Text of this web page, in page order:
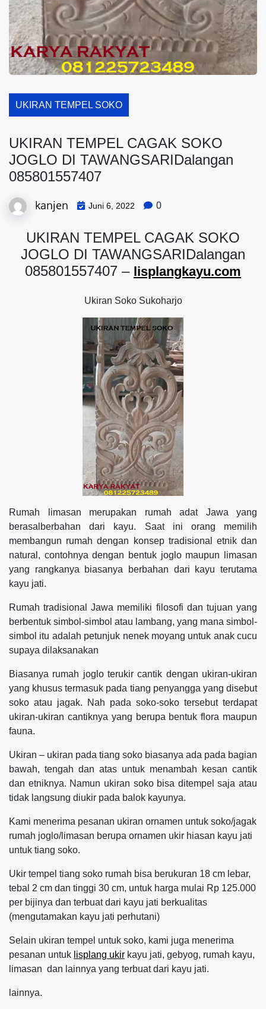
UKIRAN TEMPEL SOKO
UKIRAN TEMPEL CAGAK SOKO
JOGLO DI TAWANGSARIDalangan
085801557407
kanjen Juni 6, 2022 0
UKIRAN TEMPEL CAGAK SOKO
JOGLO DI TAWANGSARIDalangan
085801557407 – lisplangkayu.com
Ukiran Soko Sukoharjo
Rumah limasan merupakan rumah adat Jawa yang
berasalberbahan dari kayu. Saat ini orang memilih
membangun rumah dengan konsep tradisional etnik dan
natural, contohnya dengan bentuk joglo maupun limasan
yang rangkanya biasanya berbahan dari kayu terutama
kayu jati.
Rumah tradisional Jawa memiliki filosofi dan tujuan yang
berbentuk simbol-simbol atau lambang, yang mana simbol-
simbol itu adalah petunjuk nenek moyang untuk anak cucu
supaya dilaksanakan
Biasanya rumah joglo terukir cantik dengan ukiran-ukiran
yang khusus termasuk pada tiang penyangga yang disebut
soko atau jagak. Nah pada soko-soko tersebut terdapat
ukiran-ukiran cantiknya yang berupa bentuk flora maupun
fauna.
Ukiran – ukiran pada tiang soko biasanya ada pada bagian
bawah, tengah dan atas untuk menambah kesan cantik
dan etniknya. Namun ukiran soko bisa ditempel saja atau
tidak langsung diukir pada balok kayunya.
Kami menerima pesanan ukiran ornamen untuk soko/jagak
rumah joglo/limasan berupa ornamen ukir hiasan kayu jati
untuk tiang soko.
Ukir tempel tiang soko rumah bisa berukuran 18 cm lebar,
tebal 2 cm dan tinggi 30 cm, untuk harga mulai Rp 125.000
per bijinya dan terbuat dari kayu jati berkualitas
(mengutamakan kayu jati perhutani)
Selain ukiran tempel untuk soko, kami juga menerima
pesanan untuk lisplang ukir kayu jati, gebyog, rumah kayu,
limasan dan lainnya yang terbuat dari kayu jati.
lainnya.